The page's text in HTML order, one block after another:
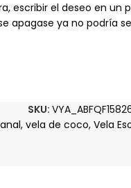
escribir el deseo en un
apagase ya no podría
SKU:
, vela de coco, Vela